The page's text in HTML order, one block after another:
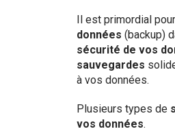
Il est primordial
données (backup)
sécurité de vos
sauvegardes
à vos données.
Plusieurs types de
vos données.